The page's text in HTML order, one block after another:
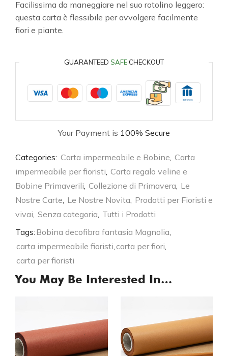
Facilissima da maneggiare nel suo rotolino leggero:
questa carta è flessibile per avvolgere facilmente
fiori e piante.
GUARANTEED SAFE CHECKOUT
Your Payment is 100% Secure
Categories: Carta impermeabile e Bobine Carta
impermeabile per fioristi Carta regalo veline e
Bobine Primaverili Collezione di Primavera Le
Nostre Carte Le Nostre Novita Prodotti per Fioristi e
vivai Senza categoria Tutti i Prodotti
Tags: Bobina decofibra fantasia Magnolia
carta impermeabile fioristi carta per fiori
carta per fioristi
You May Be Interested In…